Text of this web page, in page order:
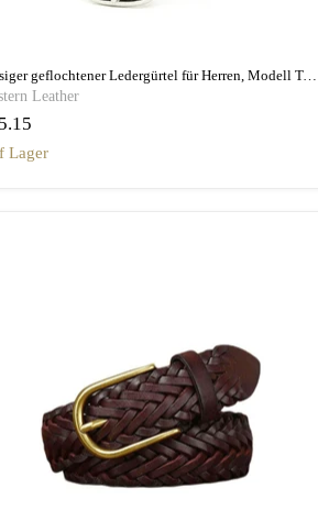
Lässiger geflochtener Ledergürtel für Herren, Modell Tobiasz
Leather
Lager